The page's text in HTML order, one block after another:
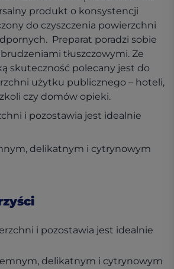
produkt o konsystencji
do czyszczenia powierzchni
Preparat poradzi sobie
tłuszczowymi. Ze
skuteczność polecany jest do
użytku publicznego – hoteli,
czy domów opieki.
i pozostawia jest idealnie
delikatnym i cytrynowym
i pozostawia jest idealnie
delikatnym i cytrynowym